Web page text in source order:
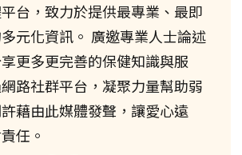
台，致力於提供最專業、最即
元化資訊。 廣邀專業人士論述
更多更完善的保健知識與服
路社群平台，凝聚力量幫助弱
藉由此媒體發聲，讓愛心遠
任。